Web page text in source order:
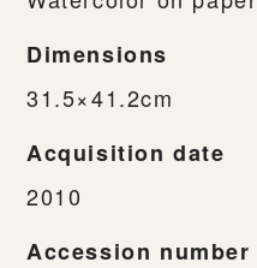
Dimensions
31.5×41.2cm
Acquisition date
2010
Accession number